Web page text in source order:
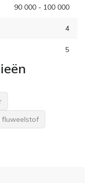
90 000 - 100 000
4
5
fluweelstof